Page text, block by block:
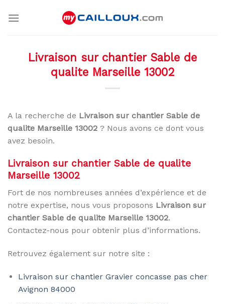
Livraison sur chantier Sable de
qualite Marseille 13002
A la recherche de Livraison sur chantier Sable de
qualite Marseille 13002 ? Nous avons ce dont vous
avez besoin.
Livraison sur chantier Sable de qualite
Marseille 13002
Fort de nos nombreuses années d’expérience et de
notre expertise, nous vous proposons Livraison sur
chantier Sable de qualite Marseille 13002.
Contactez-nous pour obtenir plus d’informations.
Retrouvez également sur notre site :
Livraison sur chantier Gravier concasse pas cher
Avignon 84000